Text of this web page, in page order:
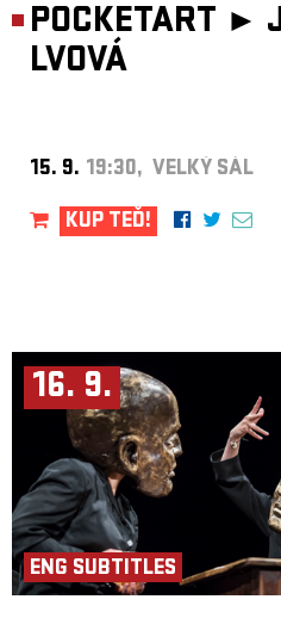
POCKETART ►
LVOVÁ
15. 9. 19:30, VELKÝ SÁL
KUP TEĎ!
16. 9.
ENG SUBTITLES